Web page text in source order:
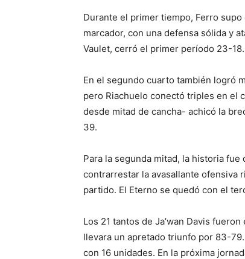
Durante el primer tiempo, Ferro
marcador, con una defensa sólida y
Vaulet, cerró el primer período 23-18.
En el segundo cuarto también logró
pero Riachuelo conectó triples en el
desde mitad de cancha- achicó la
39.
Para la segunda mitad, la historia
contrarrestar la avasallante ofensiva
partido. El Eterno se quedó con el
Los 21 tantos de Ja’wan Davis
llevara un apretado triunfo por 83-
con 16 unidades. En la próxima